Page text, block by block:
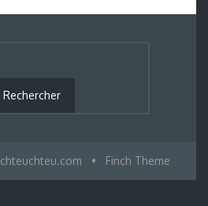
chteuchteu.com • Finch Theme